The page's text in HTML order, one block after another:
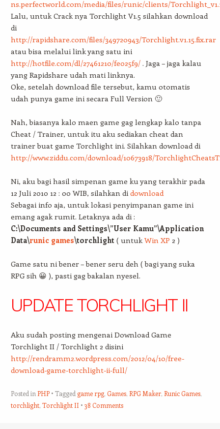
ns.perfectworld.com/media/files/runic/clients/
Lalu, untuk Crack nya Torchlight V1.5 silahkan download
di
http://rapidshare.com/files/349720943/Torchlight.v1.15.fix.rar
atau bisa melalui link yang satu ini
http://hotfile.com/dl/27461210/fe025f9/. Jaga – jaga kalau
yang Rapidshare udah mati linknya.
Oke, setelah download file tersebut, kamu otomatis
udah punya game ini secara Full Version 🙂
Nah, biasanya kalo maen game gag lengkap kalo tanpa
Cheat / Trainer, untuk itu aku sediakan cheat dan
trainer buat game Torchlight ini. Silahkan download di
http://www.ziddu.com/download/10673918/
Ni, aku bagi hasil simpenan game ku yang terakhir pada
12 Juli 2010 12 : 00 WIB, silahkan di download
Sebagai info aja, untuk lokasi penyimpanan game ini
emang agak rumit. Letaknya ada di :
C:\Documents and Settings\”User Kamu”\Application
Data\runic games\torchlight( untukWin XP 2 )
Game satu ni bener – bener seru deh ( bagi yang suka
RPG sih 😀 ), pasti gag bakalan nyesel.
UPDATE TORCHLIGHT II
Aku sudah posting mengenai Download Game
Torchlight II / Torchlight 2 disini
http://rendramm2.wordpress.com/2012/04/10/free-
download-game-torchlight-ii-full/
Posted inPHP Taggedgame rpg, Games, RPG Maker, Runic Games,
torchlight, Torchlight II 38 Comments